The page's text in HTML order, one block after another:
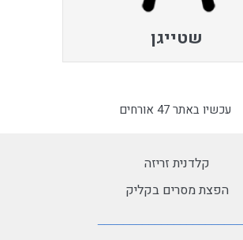
שטייגן
עכשיו באתר 47 אורחים
קלדנית זריזה
הפצת מסרים בקליק